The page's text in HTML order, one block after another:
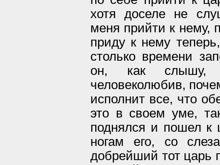
хотя доселе не
меня прийти к нему,
приду к нему
столько времени
он, как слышу,
человеколюбив,
исполнит все, что
это в своем уме,
поднялся и пошел
ногам его, со
добрейший тот царь